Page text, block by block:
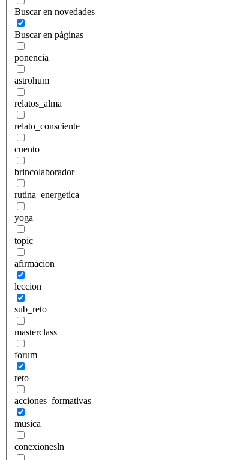
Buscar en novedades
Buscar en páginas
ponencia
astrohum
relatos_alma
relato_consciente
cuento
brincolaborador
rutina_energetica
yoga
topic
afirmacion
leccion
sub_reto
masterclass
forum
reto
acciones_formativas
musica
conexionesln